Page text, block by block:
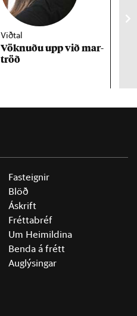
Viðtal
Vökn­uðu upp við mar­
tröð
Fasteignir
Blöð
Áskrift
Fréttabréf
Um Heimildina
Benda á frétt
Auglýsingar